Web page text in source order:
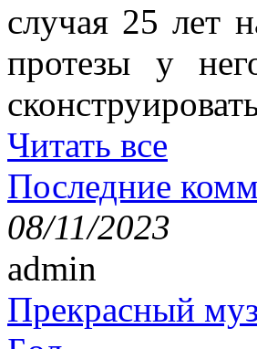
случая 25 лет
протезы у
Читать все
Последние
08/11/2023
admin
Прекрасный